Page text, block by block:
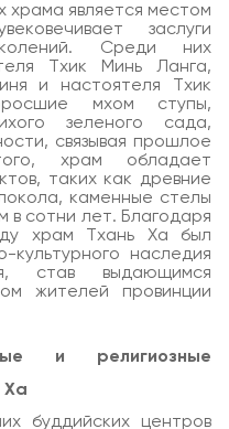
храма является местом
заслуги
Среди них
Тхик Минь Ланга,
и настоятеля Тхик
мхом ступы,
зеленого сада,
связывая прошлое
храм обладает
таких как древние
каменные стелы
в сотни лет. Благодаря
храм Тхань Ха был
культурного наследия
став выдающимся
жителей провинции
и религиозные
Ха
буддийских центров